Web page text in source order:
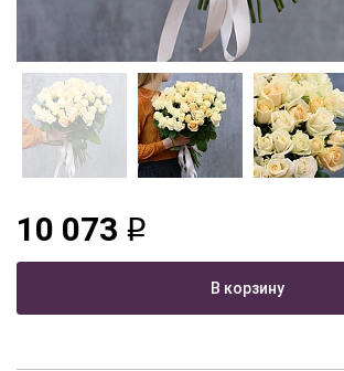
10 073 q
В корзину